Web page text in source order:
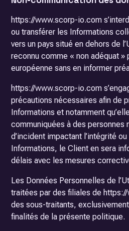
https://www.scorp-io.com
ou transférer les Informations
vers un pays situé en dehors de
reconnu comme « non adéquat »
européenne sans en informer
https://www.scorp-io.com
précautions nécessaires afin de
Informations et notamment
communiquées à des personnes
d’incident impactant l’intégrité
Informations, le Client en sera
délais avec les mesures
Les Données Personnelles de
traitées par des filiales de
des sous-traitants,
finalités de la présente politique.